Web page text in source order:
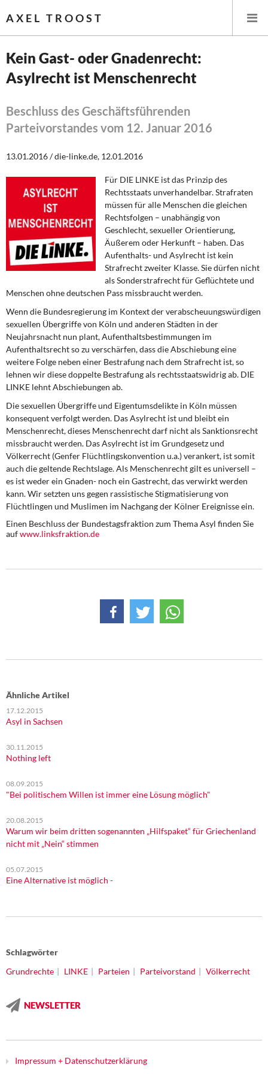
AXEL TROOST
Startseite
Themen
Steuer- und Finanzpolitik
Öffentliche Infrastruktur und Daseinsvorsorge
Eurokrise und Griechenland
Memo-Gruppe
Institut Solidarische Moderne
Rosa-Luxemburg-Stiftung
Über mich
Kontakt
Kein Gast- oder Gnadenrecht:
Asylrecht ist Menschenrecht
Beschluss des Geschäftsführenden
Parteivorstandes vom 12. Januar 2016
13.01.2016 / die-linke.de, 12.01.2016
Für DIE LINKE ist das Prinzip des
Rechtsstaats unverhandelbar. Strafraten
müssen für alle Menschen die gleichen
Rechtsfolgen – unabhängig von
Geschlecht, sexueller Orientierung,
Äußerem oder Herkunft – haben. Das
Aufenthalts- und Asylrecht ist kein
Strafrecht zweiter Klasse. Sie dürfen nicht
als Sonderstrafrecht für Geflüchtete und
Menschen ohne deutschen Pass missbraucht werden.
Wenn die Bundesregierung im Kontext der verabscheuungswürdigen
sexuellen Übergriffe von Köln und anderen Städten in der
Neujahrsnacht nun plant, Aufenthaltsbestimmungen im
Aufenthaltsrecht so zu verschärfen, dass die Abschiebung eine
weitere Folge neben einer Bestrafung nach dem Strafrecht ist, so
lehnen wir diese doppelte Bestrafung als rechtsstaatswidrig ab. DIE
LINKE lehnt Abschiebungen ab.
Die sexuellen Übergriffe und Eigentumsdelikte in Köln müssen
konsequent verfolgt werden. Das Asylrecht ist und bleibt ein
Menschenrecht, dieses Menschenrecht darf nicht als Sanktionsrecht
missbraucht werden. Das Asylrecht ist im Grundgesetz und
Völkerrecht (Genfer Flüchtlingskonvention u.a.) verankert, ist somit
auch die geltende Rechtslage. Als Menschenrecht gilt es universell –
es ist weder ein Gnaden- noch ein Gastrecht, das verwirkt werden
kann. Wir setzten uns gegen rassistische Stigmatisierung von
Flüchtlingen und Muslimen im Nachgang der Kölner Ereignisse ein.
Einen Beschluss der Bundestagsfraktion zum Thema Asyl finden Sie
aufwww.linksfraktion.de
Ähnliche Artikel
17.12.2015
Asyl in Sachsen
30.11.2015
Nothing left
08.09.2015
"Bei politischem Willen ist immer eine Lösung möglich"
20.08.2015
Warum wir beim dritten sogenannten „Hilfspaket“ für Griechenland
nicht mit „Nein“ stimmen
05.07.2015
Eine Alternative ist möglich -
Schlagwörter
Grundrechte
LINKE Parteien Parteivorstand Völkerrecht
NEWSLETTER
Impressum + Datenschutzerklärung